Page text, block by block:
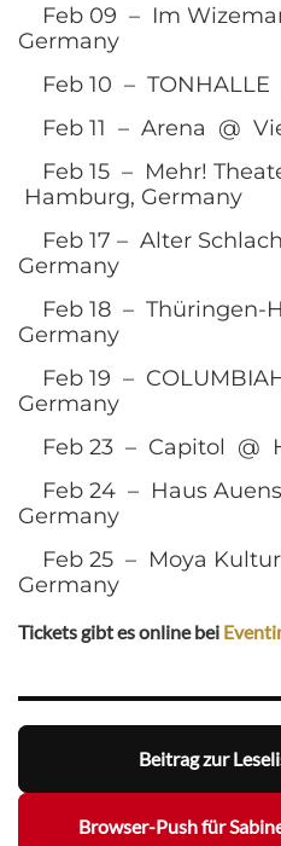
Feb 09 – Im
Germany
Feb 10 –
Feb 11 – Arena @
Feb 15 – Mehr!
Hamburg, Germany
Feb 17 – Alter
Germany
Feb 18 – Thüringen-
Germany
Feb 19 –
Germany
Feb 23 – Capitol @
Feb 24 – Haus
Germany
Feb 25 – Moya
Germany
Tickets gibt es online bei
Beitrag zur
Browser-Push für